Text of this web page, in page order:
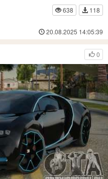
638
118
20.08.2025 14:05:39
0